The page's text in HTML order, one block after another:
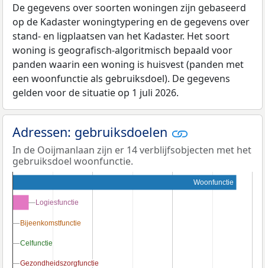
De gegevens over soorten woningen zijn gebaseerd
op de Kadaster woningtypering en de gegevens over
stand- en ligplaatsen van het Kadaster. Het soort
woning is geografisch-algoritmisch bepaald voor
panden waarin een woning is huisvest (panden met
een woonfunctie als gebruiksdoel). De gegevens
gelden voor de situatie op 1 juli 2026.
Adressen: gebruiksdoelen
In de Ooijmanlaan zijn er 14 verblijfsobjecten met het
gebruiksdoel woonfunctie.
Woonfunctie
Logiesfunctie
Logiesfunctie
Bijeenkomstfunctie
Bijeenkomstfunctie
Celfunctie
Celfunctie
Gezondheidszorgfunctie
Gezondheidszorgfunctie